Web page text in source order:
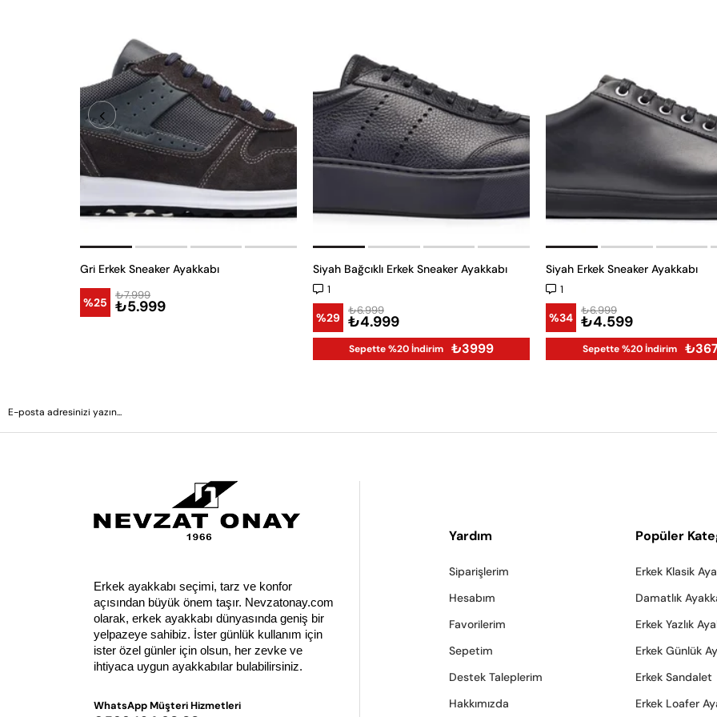
Gri Erkek Sneaker Ayakkabı
%25 ₺5.999
₺7.999
Siyah Bağcıklı Erkek Sneaker Ayakkabı
1
%29 ₺4.999
₺6.999
Sepette %20 İndirim ₺3999
Siyah Erkek Sneaker Ayakkabı
1
%34 ₺4.599
₺6.999
Sepette %20 İndirim
Erkek ayakkabı seçimi, tarz ve konfor
açısından büyük önem taşır. Nevzatonay.com
olarak, erkek ayakkabı dünyasında geniş bir
yelpazeye sahibiz. İster günlük kullanım için
ister özel günler için olsun, her zevke ve
ihtiyaca uygun ayakkabılar bulabilirsiniz.
WhatsApp Müşteri Hizmetleri
Yardım
Siparişlerim
Hesabım
Favorilerim
Sepetim
Destek Taleplerim
Hakkımızda
Popüler
Erkek Klasik
Damatlık
Erkek Yazlık
Erkek Günlük
Erkek Sandalet
Erkek Loafer